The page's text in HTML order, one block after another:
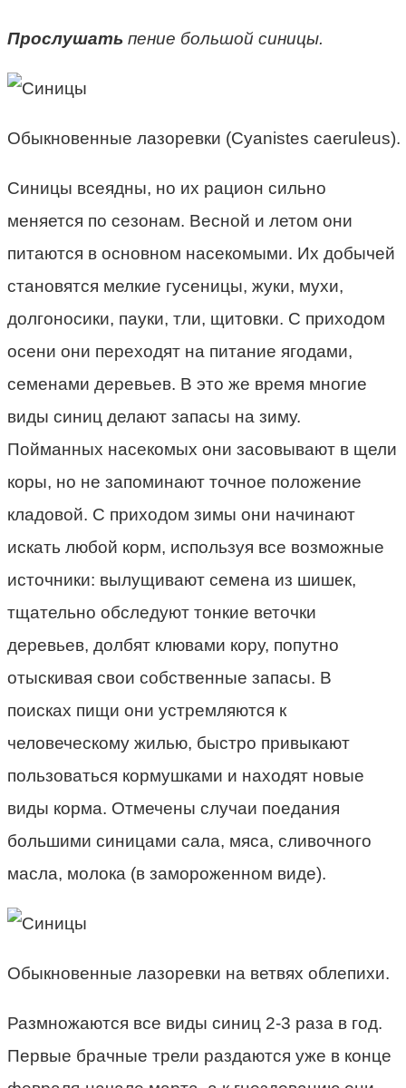
Прослушать пение большой синицы.
Обыкновенные лазоревки (Cyanistes caeruleus).
Синицы всеядны, но их рацион сильно
меняется по сезонам. Весной и летом они
питаются в основном насекомыми. Их добычей
становятся мелкие гусеницы, жуки, мухи,
долгоносики, пауки, тли, щитовки. С приходом
осени они переходят на питание ягодами,
семенами деревьев. В это же время многие
виды синиц делают запасы на зиму.
Пойманных насекомых они засовывают в щели
коры, но не запоминают точное положение
кладовой. С приходом зимы они начинают
искать любой корм, используя все возможные
источники: вылущивают семена из шишек,
тщательно обследуют тонкие веточки
деревьев, долбят клювами кору, попутно
отыскивая свои собственные запасы. В
поисках пищи они устремляются к
человеческому жилью, быстро привыкают
пользоваться кормушками и находят новые
виды корма. Отмечены случаи поедания
большими синицами сала, мяса, сливочного
масла, молока (в замороженном виде).
Обыкновенные лазоревки на ветвях облепихи.
Размножаются все виды синиц 2-3 раза в год.
Первые брачные трели раздаются уже в конце